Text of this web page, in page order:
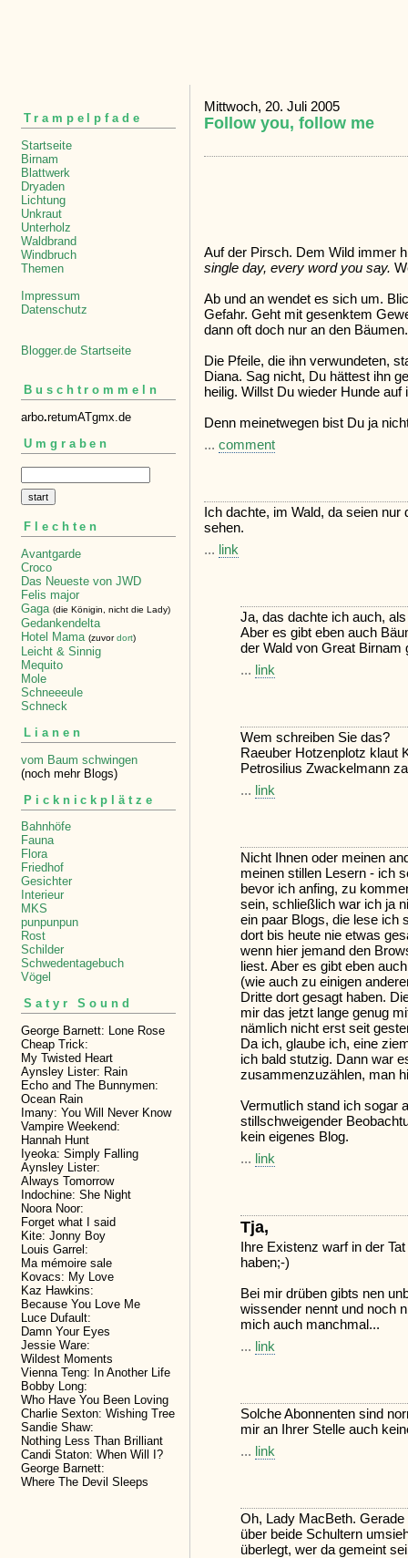
Trampelpfade
Startseite
Birnam
Blattwerk
Dryaden
Lichtung
Unkraut
Unterholz
Waldbrand
Windbruch
Themen
Impressum
Datenschutz
Blogger.de Startseite
Buschtrommeln
arbo.retumATgmx.de
Umgraben
Flechten
Avantgarde
Croco
Das Neueste von JWD
Felis major
Gaga (die Königin, nicht die Lady)
Gedankendelta
Hotel Mama (zuvordort)
Leicht & Sinnig
Mequito
Mole
Schneeeule
Schneck
Lianen
vom Baum schwingen
(noch mehr Blogs)
Picknickplätze
Bahnhöfe
Fauna
Flora
Friedhof
Gesichter
Interieur
MKS
punpunpun
Rost
Schilder
Schwedentagebuch
Vögel
Satyr Sound
George Barnett: Lone Rose
Cheap Trick:
My Twisted Heart
Aynsley Lister: Rain
Echo and The Bunnymen:
Ocean Rain
Imany: You Will Never Know
Vampire Weekend:
Hannah Hunt
Iyeoka: Simply Falling
Aynsley Lister:
Always Tomorrow
Indochine: She Night
Noora Noor:
Forget what I said
Kite: Jonny Boy
Louis Garrel:
Ma mémoire sale
Kovacs: My Love
Kaz Hawkins:
Because You Love Me
Luce Dufault:
Damn Your Eyes
Jessie Ware:
Wildest Moments
Vienna Teng: In Another Life
Bobby Long:
Who Have You Been Loving
Charlie Sexton: Wishing Tree
Sandie Shaw:
Nothing Less Than Brilliant
Candi Staton: When Will I?
George Barnett:
Where The Devil Sleeps
Mittwoch, 20. Juli 2005
Follow you, follow me
Auf der Pirsch. Dem Wild immer
single day, every word you say.
Ab und an wendet es sich um.
Gefahr. Geht mit gesenktem
dann oft doch nur an den Bäumen.
Die Pfeile, die ihn verwundeten,
Diana. Sag nicht, Du hättest ihn
heilig. Willst Du wieder Hunde auf
Denn meinetwegen bist Du ja
... comment
Ich dachte, im Wald, da seien
sehen.
... link
Ja, das dachte ich auch,
Aber es gibt eben auch
der Wald von Great Birnam
... link
Wem schreiben Sie das?
Raeuber Hotzenplotz klaut
Petrosilius Zwackelmann
... link
Nicht Ihnen oder meinen
meinen stillen Lesern - ich
bevor ich anfing, zu
sein, schließlich war ich ja
ein paar Blogs, die lese ich
dort bis heute nie etwas
wenn hier jemand den
liest. Aber es gibt eben
(wie auch zu einigen
Dritte dort gesagt haben.
mir das jetzt lange genug
nämlich nicht erst seit
Da ich, glaube ich, eine
ich bald stutzig. Dann war
zusammenzuzählen, man
Vermutlich stand ich sogar
stillschweigender
kein eigenes Blog.
... link
Tja,
Ihre Existenz warf in der
haben;-)
Bei mir drüben gibts nen
wissender nennt und noch
mich auch manchmal...
... link
Solche Abonnenten sind
mir an Ihrer Stelle auch
... link
Oh, Lady MacBeth.
über beide Schultern
überlegt, wer da gemeint